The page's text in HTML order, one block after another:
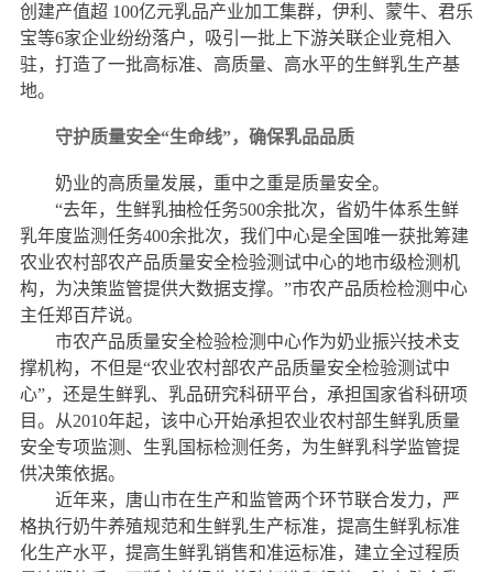
创建产值超 100亿元乳品产业加工集群，伊利、蒙牛、君乐
宝等6家企业纷纷落户，吸引一批上下游关联企业竞相入
驻，打造了一批高标准、高质量、高水平的生鲜乳生产基
地。
守护质量安全“生命线”，确保乳品品质
奶业的高质量发展，重中之重是质量安全。
“去年，生鲜乳抽检任务500余批次，省奶牛体系生鲜
乳年度监测任务400余批次，我们中心是全国唯一获批筹建
农业农村部农产品质量安全检验测试中心的地市级检测机
构，为决策监管提供大数据支撑。”市农产品质检检测中心
主任郑百芹说。
市农产品质量安全检验检测中心作为奶业振兴技术支
撑机构，不但是“农业农村部农产品质量安全检验测试中
心”，还是生鲜乳、乳品研究科研平台，承担国家省科研项
目。从2010年起，该中心开始承担农业农村部生鲜乳质量
安全专项监测、生乳国标检测任务，为生鲜乳科学监管提
供决策依据。
近年来，唐山市在生产和监管两个环节联合发力，严
格执行奶牛养殖规范和生鲜乳生产标准，提高生鲜乳标准
化生产水平，提高生鲜乳销售和准运标准，建立全过程质